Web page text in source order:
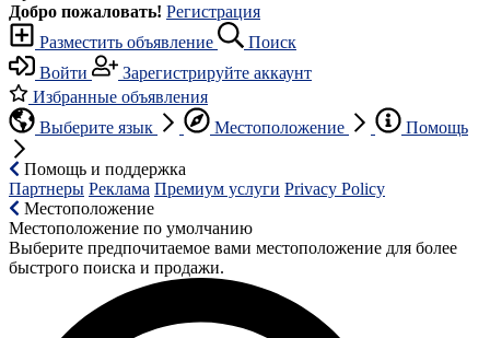
Добро пожаловать! Регистрация
Разместить объявление
Поиск
Войти
Зарегистрируйте аккаунт
Избранные объявления
Выберите язык
Местоположение Помощь
Помощь и поддержка
Партнеры Реклама Премиум услуги Privacy Policy
Местоположение
Местоположение по умолчанию
Выберите предпочитаемое вами местоположение для более
быстрого поиска и продажи.